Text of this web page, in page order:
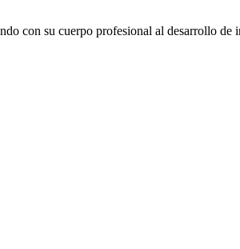
con su cuerpo profesional al desarrollo de